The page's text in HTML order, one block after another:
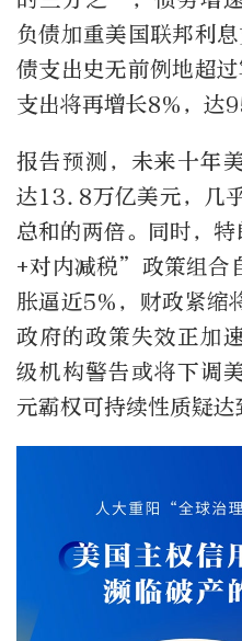
负债加重美国联邦利
债支出史无前例地超
支出将再增长8%，达
报告预测，未来十年
达13.8万亿美元，几
总和的两倍。同时，
+对内减税”政策组合
胀逼近5%，财政紧缩
政府的政策失效正加
级机构警告或将下调
元霸权可持续性质疑达